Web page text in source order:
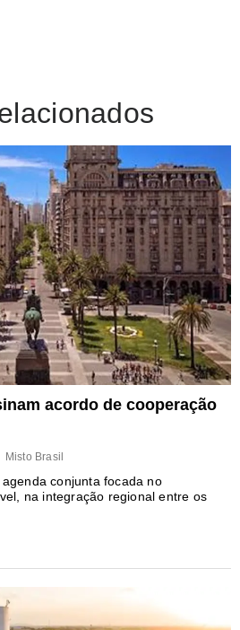
acordo de cooperação
Misto Brasil
conjunta focada no
na integração regional entre os